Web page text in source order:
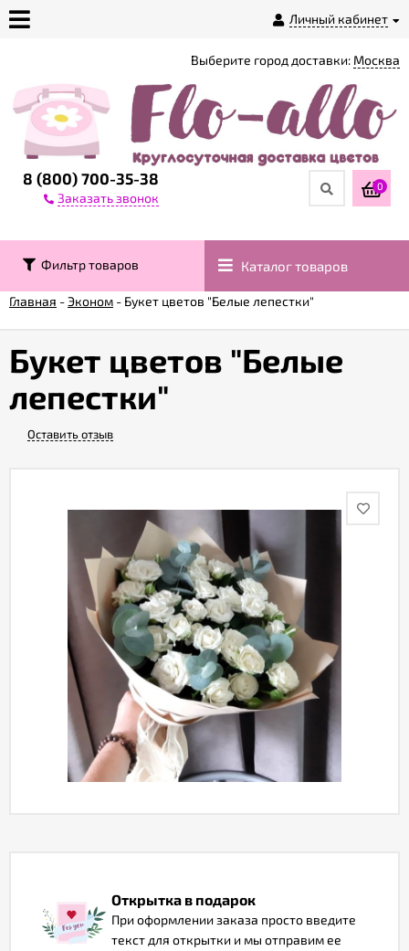
Личный кабинет
магазине
Доставка
Контакты
Гарантии
Публичная
конфиденциальности
8 (800) 700-35-38
Заказать звонок
Выберите город доставки: Москва
0
Фильтр товаров Каталог товаров
Главная -Эконом - Букет цветов "Белые лепестки"
Букет цветов "Белые
лепестки"
Оставить отзыв
Открытка в подарок
При оформлении заказа просто введите
текст для открытки и мы отправим ее